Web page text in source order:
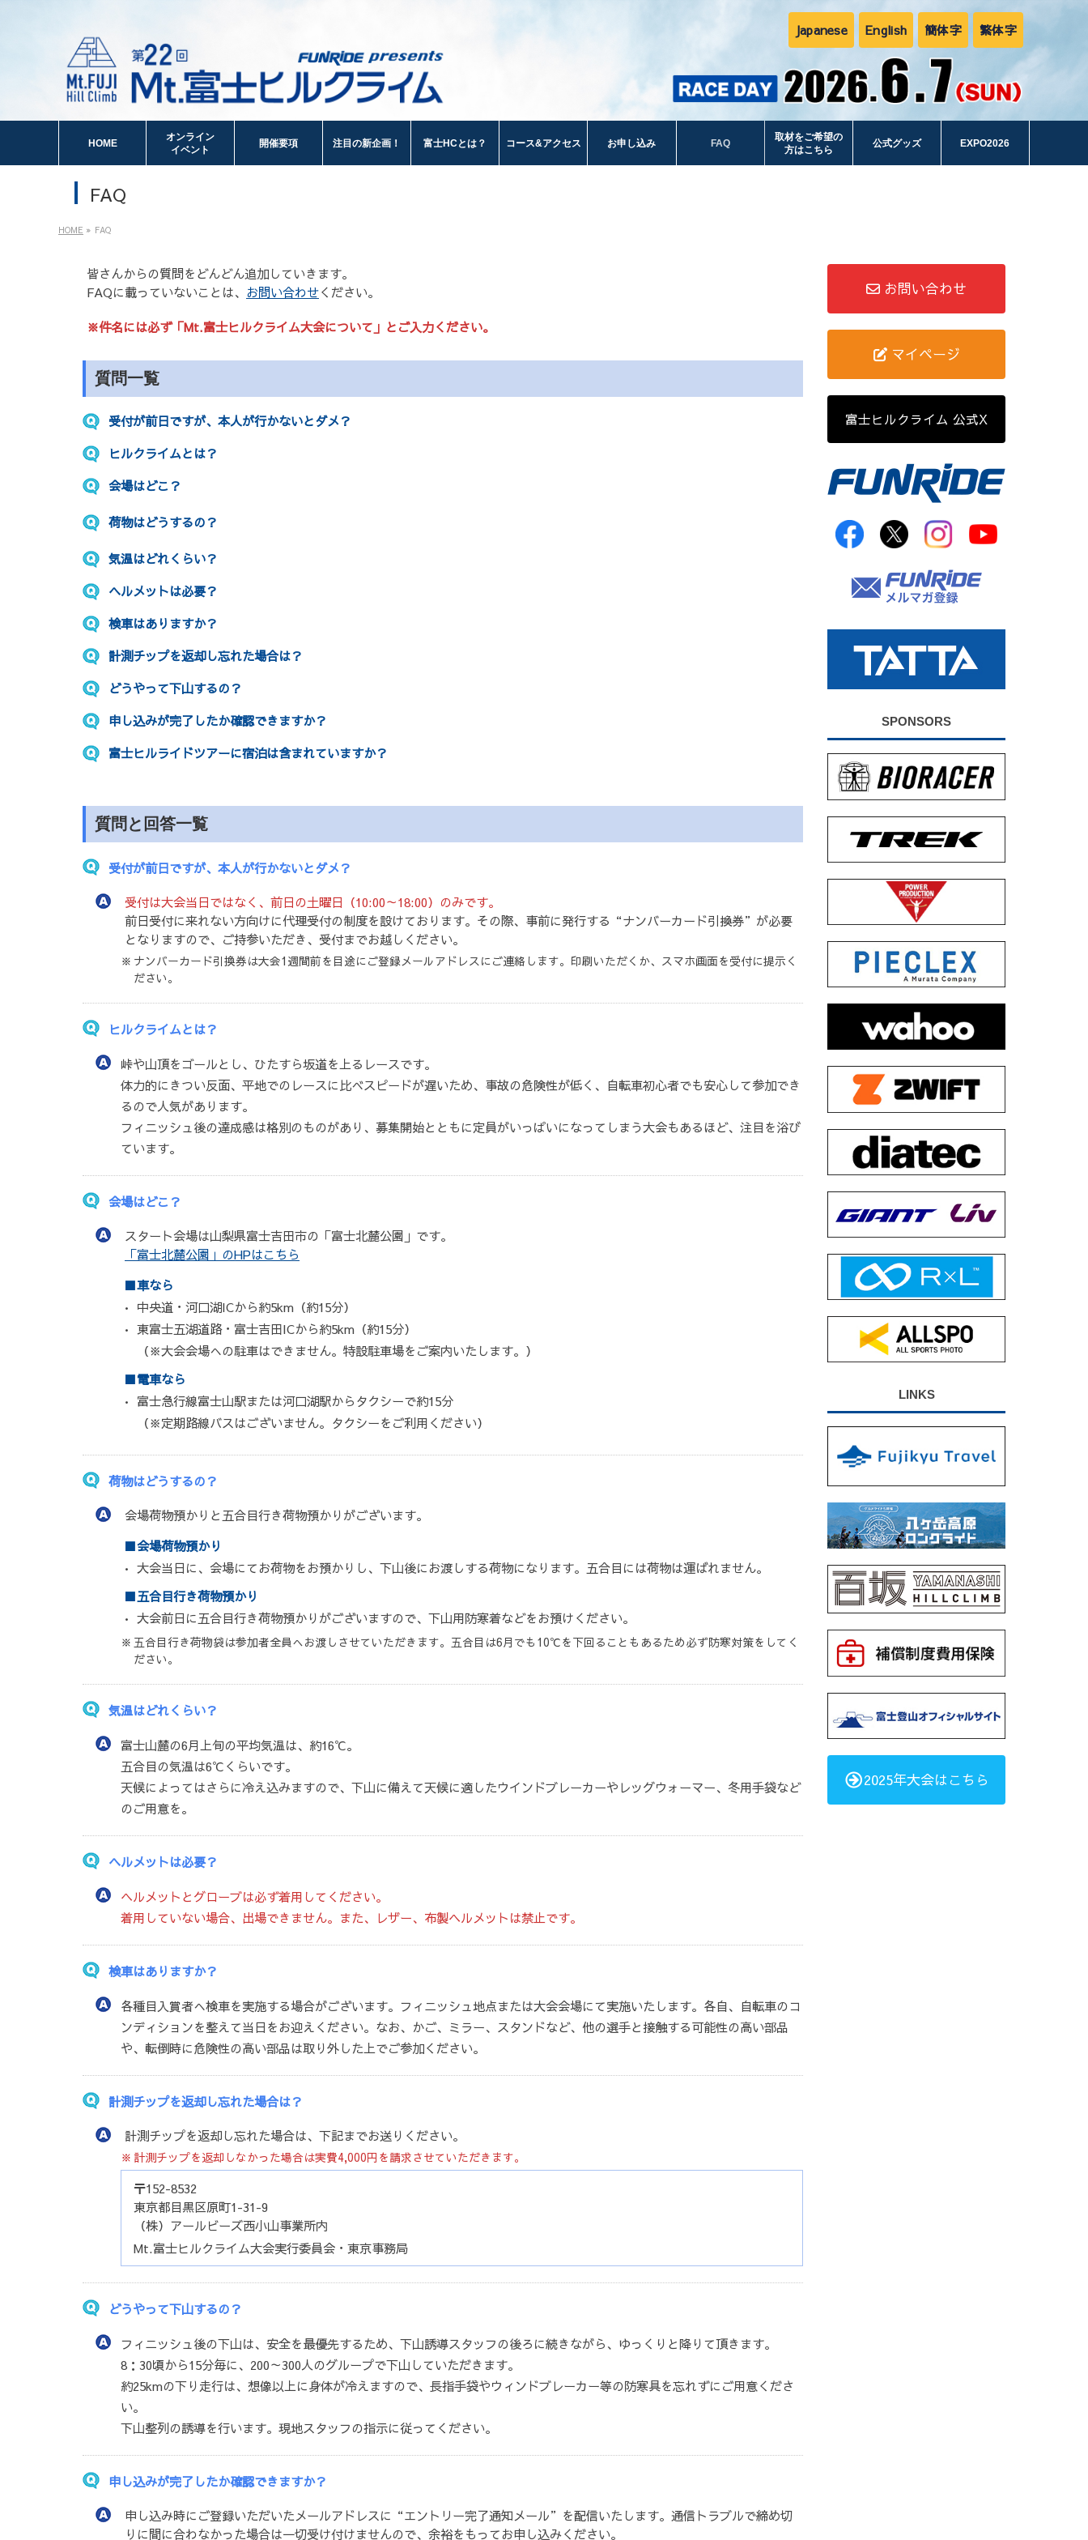
Japanese English 簡体字 繁体字
HOME
オンライン
イベント
開催要項 注目の新企画！ 富士HCとは？ コース&アクセス お申し込み FAQ
取材をご希望の
方はこちら
公式グッズ EXPO2026
FAQ
HOME » FAQ
皆さんからの質問をどんどん追加していきます。
FAQに載っていないことは、 お問い合わせください。
※件名には必ず「Mt.富士ヒルクライム大会について」とご入力ください。
質問一覧
受付が前日ですが、本人が行かないとダメ？
ヒルクライムとは？
会場はどこ？
荷物はどうするの？
気温はどれくらい？
ヘルメットは必要？
検車はありますか？
計測チップを返却し忘れた場合は？
どうやって下山するの？
申し込みが完了したか確認できますか？
富士ヒルライドツアーに宿泊は含まれていますか？
質問と回答一覧
受付が前日ですが、本人が行かないとダメ？
受付は大会当日ではなく、前日の土曜日（10:00～18:00）のみです。
前日受付に来れない方向けに代理受付の制度を設けております。その際、事前に発行する“ナンバーカード引換券”が必要
となりますので、ご持参いただき、受付までお越しください。
ナンバーカード引換券は大会1週間前を目途にご登録メールアドレスにご連絡します。印刷いただくか、スマホ画面を受付に提示く
ださい。
ヒルクライムとは？
峠や山頂をゴールとし、ひたすら坂道を上るレースです。
体力的にきつい反面、平地でのレースに比べスピードが遅いため、事故の危険性が低く、自転車初心者でも安心して参加でき
るので人気があります。
フィニッシュ後の達成感は格別のものがあり、募集開始とともに定員がいっぱいになってしまう大会もあるほど、注目を浴び
ています。
会場はどこ？
スタート会場は山梨県富士吉田市の「富士北麓公園」です。
「富士北麓公園」のHPはこちら
車なら
中央道・河口湖ICから約5km（約15分）
東富士五湖道路・富士吉田ICから約5km（約15分）
（※大会会場への駐車はできません。特設駐車場をご案内いたします。）
電車なら
富士急行線富士山駅または河口湖駅からタクシーで約15分
（※定期路線バスはございません。タクシーをご利用ください）
荷物はどうするの？
会場荷物預かりと五合目行き荷物預かりがございます。
会場荷物預かり
大会当日に、会場にてお荷物をお預かりし、下山後にお渡しする荷物になります。五合目には荷物は運ばれません。
五合目行き荷物預かり
大会前日に五合目行き荷物預かりがございますので、下山用防寒着などをお預けください。
五合目行き荷物袋は参加者全員へお渡しさせていただきます。五合目は6月でも10℃を下回ることもあるため必ず防寒対策をしてく
ださい。
気温はどれくらい？
富士山麓の6月上旬の平均気温は、約16℃。
五合目の気温は6℃くらいです。
天候によってはさらに冷え込みますので、下山に備えて天候に適したウインドブレーカーやレッグウォーマー、冬用手袋など
のご用意を。
ヘルメットは必要？
ヘルメットとグローブは必ず着用してください。
着用していない場合、出場できません。また、レザー、布製ヘルメットは禁止です。
検車はありますか？
各種目入賞者へ検車を実施する場合がございます。フィニッシュ地点または大会会場にて実施いたします。各自、自転車のコ
ンディションを整えて当日をお迎えください。なお、かご、ミラー、スタンドなど、他の選手と接触する可能性の高い部品
や、転倒時に危険性の高い部品は取り外した上でご参加ください。
計測チップを返却し忘れた場合は？
計測チップを返却し忘れた場合は、下記までお送りください。
計測チップを返却しなかった場合は実費4,000円を請求させていただきます。
〒152-8532
東京都目黒区原町1-31-9
（株）アールビーズ西小山事業所内
Mt.富士ヒルクライム大会実行委員会・東京事務局
どうやって下山するの？
フィニッシュ後の下山は、安全を最優先するため、下山誘導スタッフの後ろに続きながら、ゆっくりと降りて頂きます。
8：30頃から15分毎に、200～300人のグループで下山していただきます。
約25kmの下り走行は、想像以上に身体が冷えますので、長指手袋やウィンドブレーカー等の防寒具を忘れずにご用意くださ
い。
下山整列の誘導を行います。現地スタッフの指示に従ってください。
申し込みが完了したか確認できますか？
申し込み時にご登録いただいたメールアドレスに“エントリー完了通知メール”を配信いたします。通信トラブルで締め切
りに間に合わなかった場合は一切受け付けませんので、余裕をもってお申し込みください。
お問い合わせ
マイページ
富士ヒルクライム 公式X
SPONSORS
LINKS
2025年大会はこちら